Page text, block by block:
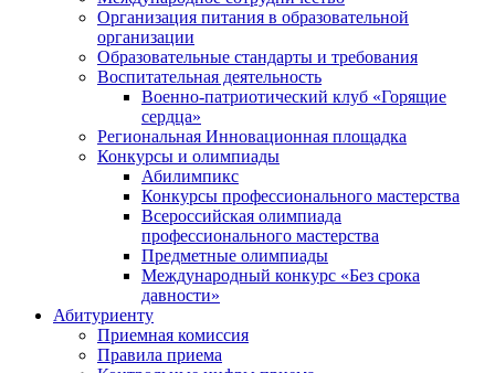
Организация питания в образовательной
организации
Образовательные стандарты и требования
Воспитательная деятельность
Военно-патриотический клуб «Горящие
сердца»
Региональная Инновационная площадка
Конкурсы и олимпиады
Абилимпикс
Конкурсы профессионального мастерства
Всероссийская олимпиада
профессионального мастерства
Предметные олимпиады
Международный конкурс «Без срока
давности»
Абитуриенту
Приемная комиссия
Правила приема